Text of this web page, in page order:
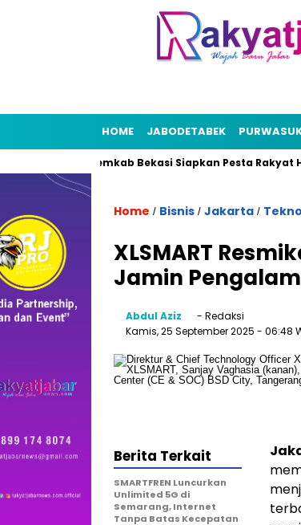
HOME JABODETABEK
Pemkab Bekasi Siapkan Pesta Rakyat
Home / Bisnis / Jakarta /
XLSMART
Jamin
Abdul Aziz
- Redaksi
Kamis, 25 September 2025 - 06:48
Berita Terkait
SMARTFREN Luncurkan
Unlimited 5G di
Semarang, Internet
Tanpa Batas Kecepatan